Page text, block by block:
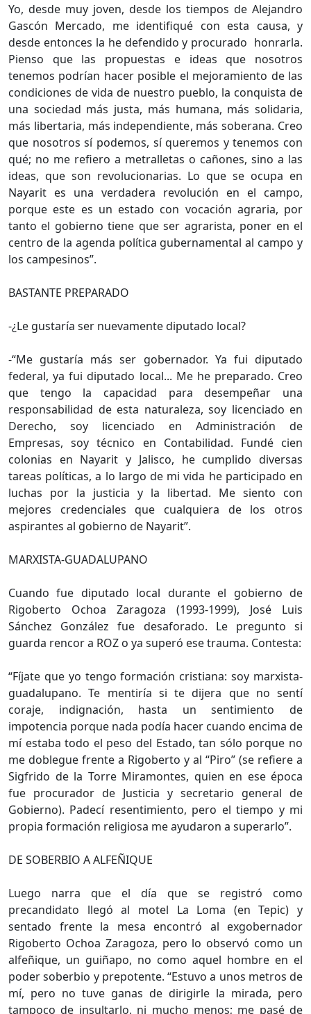
Yo, desde muy joven, desde los tiempos de Alejandro
Gascón Mercado, me identifiqué con esta causa, y
desde entonces la he defendido y procurado honrarla.
Pienso que las propuestas e ideas que nosotros
tenemos podrían hacer posible el mejoramiento de las
condiciones de vida de nuestro pueblo, la conquista de
una sociedad más justa, más humana, más solidaria,
más libertaria, más independiente, más soberana. Creo
que nosotros sí podemos, sí queremos y tenemos con
qué; no me refiero a metralletas o cañones, sino a las
ideas, que son revolucionarias. Lo que se ocupa en
Nayarit es una verdadera revolución en el campo,
porque este es un estado con vocación agraria, por
tanto el gobierno tiene que ser agrarista, poner en el
centro de la agenda política gubernamental al campo y
los campesinos”.
BASTANTE PREPARADO
-¿Le gustaría ser nuevamente diputado local?
-“Me gustaría más ser gobernador. Ya fui diputado
federal, ya fui diputado local... Me he preparado. Creo
que tengo la capacidad para desempeñar una
responsabilidad de esta naturaleza, soy licenciado en
Derecho, soy licenciado en Administración de
Empresas, soy técnico en Contabilidad. Fundé cien
colonias en Nayarit y Jalisco, he cumplido diversas
tareas políticas, a lo largo de mi vida he participado en
luchas por la justicia y la libertad. Me siento con
mejores credenciales que cualquiera de los otros
aspirantes al gobierno de Nayarit”.
MARXISTA-GUADALUPANO
Cuando fue diputado local durante el gobierno de
Rigoberto Ochoa Zaragoza (1993-1999), José Luis
Sánchez González fue desaforado. Le pregunto si
guarda rencor a ROZ o ya superó ese trauma. Contesta:
“Fíjate que yo tengo formación cristiana: soy marxista-
guadalupano. Te mentiría si te dijera que no sentí
coraje, indignación, hasta un sentimiento de
impotencia porque nada podía hacer cuando encima de
mí estaba todo el peso del Estado, tan sólo porque no
me doblegue frente a Rigoberto y al “Piro” (se refiere a
Sigfrido de la Torre Miramontes, quien en ese época
fue procurador de Justicia y secretario general de
Gobierno). Padecí resentimiento, pero el tiempo y mi
propia formación religiosa me ayudaron a superarlo”.
DE SOBERBIO A ALFEÑIQUE
Luego narra que el día que se registró como
precandidato llegó al motel La Loma (en Tepic) y
sentado frente la mesa encontró al exgobernador
Rigoberto Ochoa Zaragoza, pero lo observó como un
alfeñique, un guiñapo, no como aquel hombre en el
poder soberbio y prepotente. “Estuvo a unos metros de
mí, pero no tuve ganas de dirigirle la mirada, pero
tampoco de insultarlo, ni mucho menos; me pasé de